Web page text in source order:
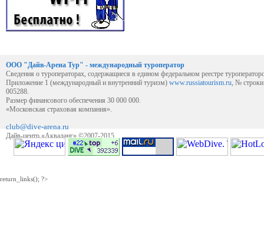
ООО "Дайв-Арена Тур" - международный туроператор
Сведения о туроператорах, содержащиеся в едином федеральном реестре
Приложение 1 (международный и внутренний туризм) www.russiatourism.ru, №
005288.
Размер финансового обеспечения 30 000 000.
«Московская страховая компания».
club@dive-arena.ru
Дайв-центр «Акваланг» ©2007-2015
return_links(); ?>